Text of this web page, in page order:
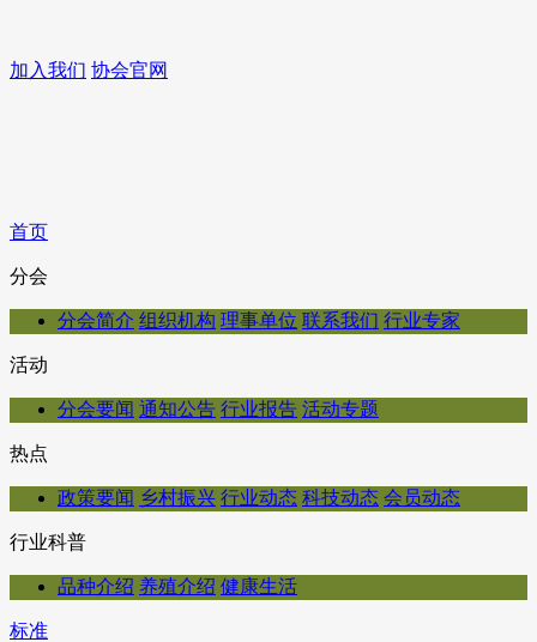
加入我们 协会官网
首页
分会
分会简介 组织机构 理事单位 联系我们 行业专家
活动
分会要闻 通知公告 行业报告 活动专题
热点
政策要闻 乡村振兴 行业动态 科技动态 会员动态
行业科普
品种介绍 养殖介绍 健康生活
标准